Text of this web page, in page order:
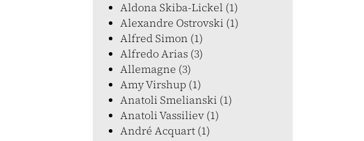
Aldona Skiba-Lickel (1)
Alexandre Ostrovski (1)
Alfred Simon (1)
Alfredo Arias (3)
Allemagne (3)
Amy Virshup (1)
Anatoli Smelianski (1)
Anatoli Vassiliev (1)
André Acquart (1)